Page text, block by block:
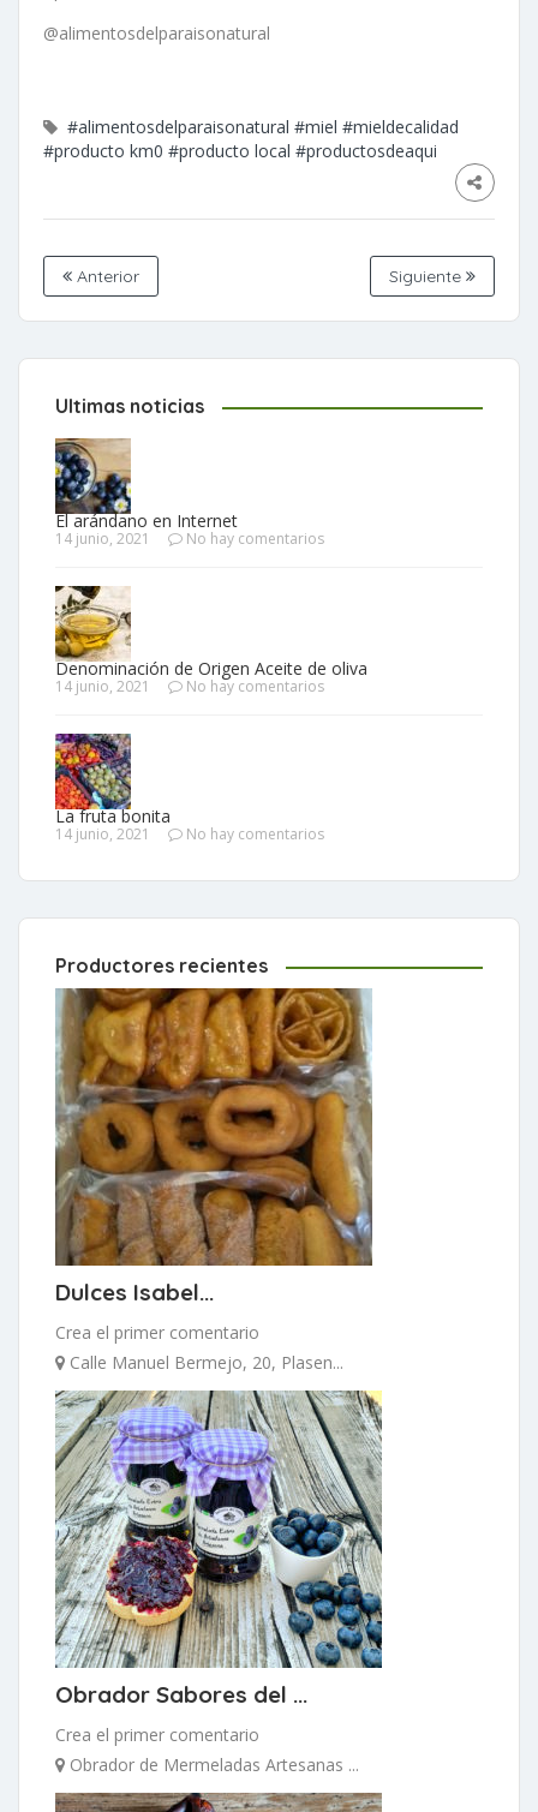
@alimentosdelparaisonatural
#alimentosdelparaisonatural #miel #mieldecalidad
#producto km0 #producto local #productosdeaqui
Anterior Siguiente
Ultimas noticias
El arándano en Internet
14 junio, 2021 No hay comentarios
Denominación de Origen Aceite de oliva
14 junio, 2021 No hay comentarios
La fruta bonita
14 junio, 2021 No hay comentarios
Productores recientes
Dulces Isabel...
Crea el primer comentario
Calle Manuel Bermejo, 20, Plasen...
Obrador Sabores del ...
Crea el primer comentario
Obrador de Mermeladas Artesanas ...